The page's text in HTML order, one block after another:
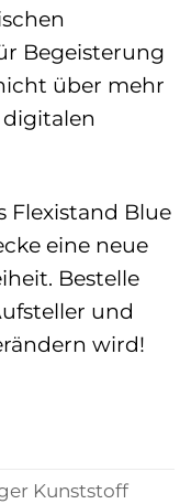
Begeisterung
über mehr
Flexistand Blue
eine neue
Bestelle
und
wird!
Kunststoff